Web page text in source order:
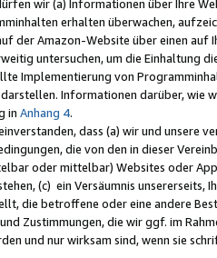
wir (a) Informationen über Ihre
erhalten überwachen,
der Amazon-Website über einen
untersuchen, um die Einhaltung
Implementierung von
Informationen darüber, wie
in Anhang 4.
dass (a) wir und
die von den in dieser
oder mittelbar) Websites oder
(c) ein Versäumnis unsererseits,
die betroffene oder eine andere
Zustimmungen, die wir ggf. im
und nur wirksam sind, wenn sie